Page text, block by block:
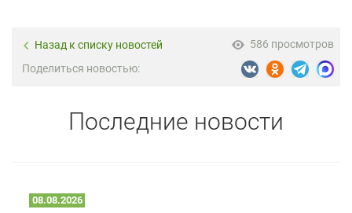
Назад к списку новостей
586 просмотров
Поделиться новостью:
Последние новости
08.08.2026